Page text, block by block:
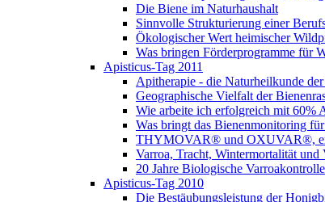
Die Biene im Naturhaushalt
Sinnvolle Strukturierung einer
Ökologischer Wert heimischer
Was bringen Förderprogramme für
Apisticus-Tag 2011
Apitherapie - die Naturheilkunde
Geographische Vielfalt der
Wie arbeite ich erfolgreich mit 60%
Was bringt das Bienenmonitoring
THYMOVAR® und OXUVAR®,
Varroa, Tracht, Wintermortalität und
20 Jahre Biologische
Apisticus-Tag 2010
Die Bestäubungsleistung der